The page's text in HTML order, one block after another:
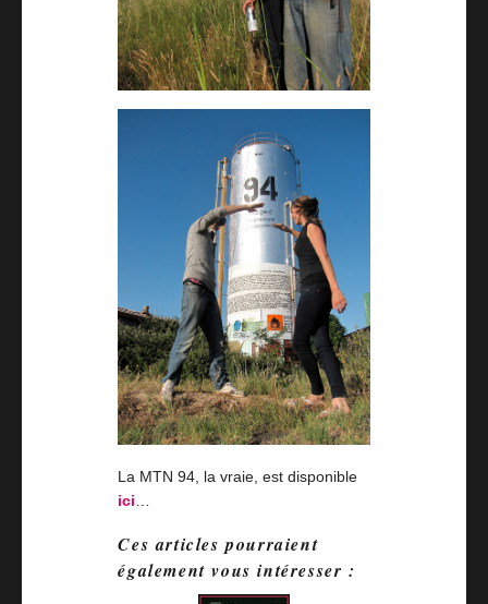
La MTN 94, la vraie, est disponible
ici
Ces articles pourraient
également vous intéresser :